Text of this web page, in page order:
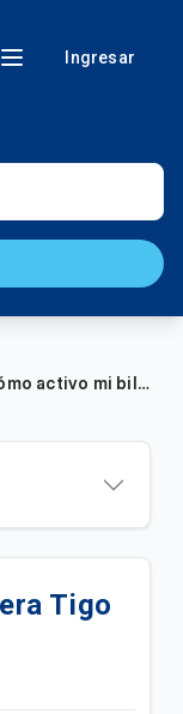
Ingresar
¿Cómo activo mi billetera Tigo Money en la app?
Money en
Express
Tigo